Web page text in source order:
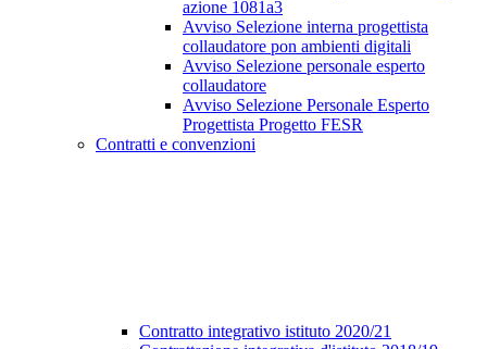
azione 1081a3
Avviso Selezione interna progettista
collaudatore pon ambienti digitali
Avviso Selezione personale esperto
collaudatore
Avviso Selezione Personale Esperto
Progettista Progetto FESR
Contratti e convenzioni
Contratto integrativo istituto 2020/21